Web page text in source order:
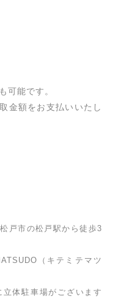
可能です。
金額をお支払いいたし
戸市の松戸駅から徒歩3
（キテミテマツ
体駐車場がございます